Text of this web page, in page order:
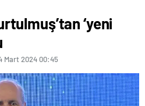
‘yeni
Mart 2024 00:45